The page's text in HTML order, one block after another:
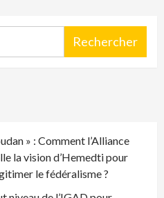
Rechercher
» : Comment l’Alliance
la vision d’Hemedti pour
le fédéralisme ?